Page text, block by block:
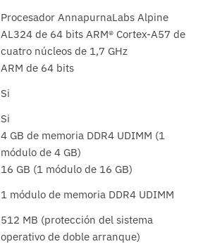
Procesador AnnapurnaLabs Alpine
AL324 de 64 bits ARM® Cortex-A57 de
cuatro núcleos de 1,7 GHz
ARM de 64 bits
Si
Si
4 GB de memoria DDR4 UDIMM (1
módulo de 4 GB)
16 GB (1 módulo de 16 GB)
1 módulo de memoria DDR4 UDIMM
512 MB (protección del sistema
operativo de doble arranque)